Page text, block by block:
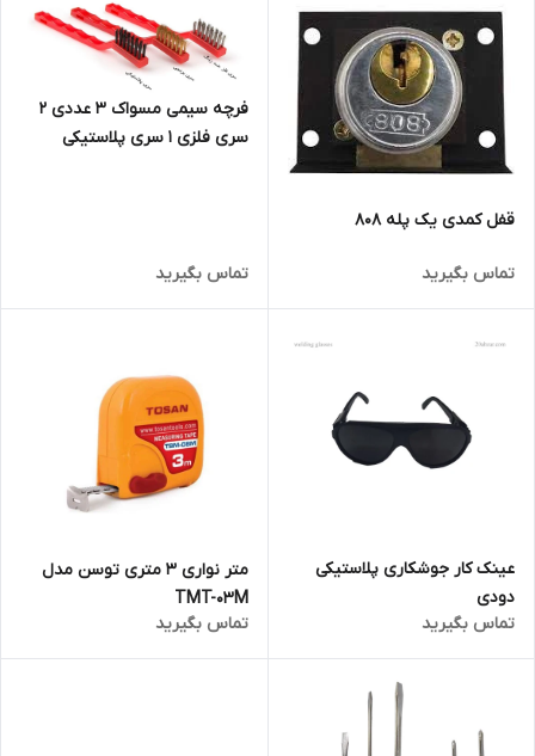
قفل کمدی یک پله 808
تماس بگیرید
فرچه سیمی مسواک 3 عددی 2
سری فلزی 1 سری پلاستیکی
تماس بگیرید
عینک کار جوشکاری پلاستیکی
دودی
تماس بگیرید
متر نواری 3 متری توسن مدل
TMT-03M
تماس بگیرید